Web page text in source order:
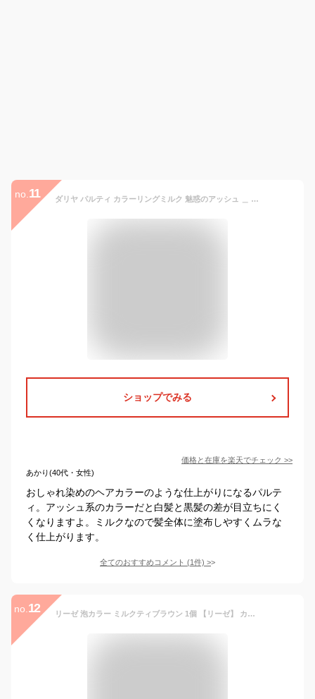
no. 11 ダリヤ パルティ カラーリングミルク 魅惑のアッシュ ＿ （医薬部外品）
ショップでみる
価格と在庫を楽天でチェック >>
あかり(40代・女性)
おしゃれ染めのヘアカラーのような仕上がりになるパルテ
ィ。アッシュ系のカラーだと白髪と黒髪の差が目立ちにく
くなりますよ。ミルクなので髪全体に塗布しやすくムラな
く仕上がります。
全てのおすすめコメント (1件) >
no. 12 リーゼ 泡カラー ミルクティブラウン 1個 【リーゼ】 カラーリング